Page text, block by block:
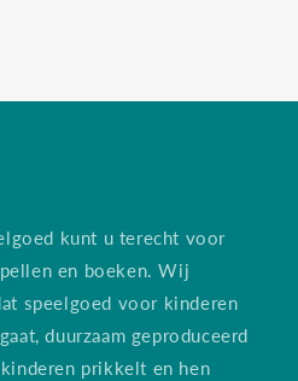
kunt u terecht voor
en boeken. Wij
speelgoed voor kinderen
duurzaam geproduceerd
prikkelt en hen